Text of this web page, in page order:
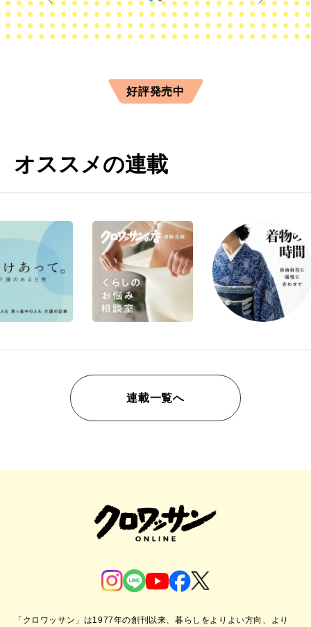
好評発売中
オススメの連載
連載一覧へ
「クロワッサン」は1977年の創刊以来、暮らしをよりよい方向、より